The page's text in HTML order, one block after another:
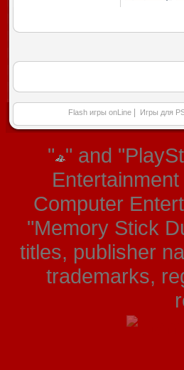
Flash игры onLine Игры для
" " and
Computer
"Memory Stick
titles, publisher
trademarks,